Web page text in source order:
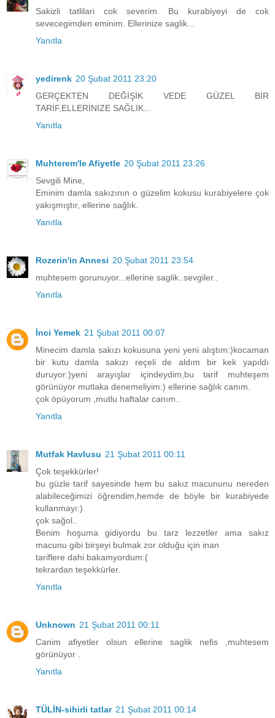
Sakizli tatlilari cok severim. Bu kurabiyeyi de cok
sevecegimden eminim. Ellerinize saglik...
Yanıtla
yedirenk 20 Şubat 2011 23:20
GERÇEKTEN DEĞİŞİK VEDE GÜZEL BİR
TARİF,ELLERİNİZE SAĞLIK...
Yanıtla
Muhterem'le Afiyetle 20 Şubat 2011 23:26
Sevgili Mine,
Eminim damla sakızının o güzelim kokusu kurabiyelere çok
yakışmıştır, ellerine sağlık.
Yanıtla
Rozerin'in Annesi 20 Şubat 2011 23:54
muhtesem gorunuyor...ellerine saglik..sevgiler..
Yanıtla
İnci Yemek 21 Şubat 2011 00:07
Minecim damla sakızı kokusuna yeni yeni alıştım:)kocaman
bir kutu damla sakızı reçeli de aldım bir kek yapıldı
duruyor:)yeni arayışlar içindeydim,bu tarif muhteşem
görünüyor mutlaka denemeliyim:) ellerine sağlık canım.
çok öpüyorum ,mutlu haftalar canım..
Yanıtla
Mutfak Havlusu 21 Şubat 2011 00:11
Çok teşekkürler!
bu güzle tarif sayesinde hem bu sakız macununu nereden
alabileceğimizi öğrendim,hemde de böyle bir kurabiyede
kullanmayı:)
çok sağol..
Benim hoşuma gidiyordu bu tarz lezzetler ama sakız
macunu gibi birşeyi bulmak zor olduğu için inan
tariflere dahi bakamyordum:(
tekrardan teşekkürler.
Yanıtla
Unknown 21 Şubat 2011 00:11
Canim afiyetler olsun ellerine saglik nefis ,muhtesem
görünüyor .
Yanıtla
TÜLİN-sihirli tatlar 21 Şubat 2011 00:14